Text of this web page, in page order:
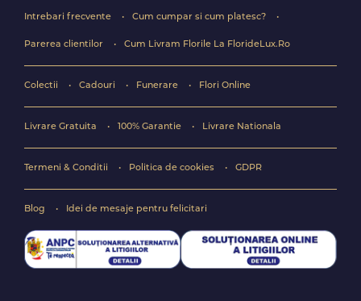
Intrebari frecvente Cum cumpar si cum platesc?
Parerea clientilor Cum Livram Florile La FlorideLux.Ro
Colectii Cadouri Funerare Flori Online
Livrare Gratuita 100% Garantie Livrare Nationala
Termeni & Conditii Politica de cookies GDPR
Blog Idei de mesaje pentru felicitari